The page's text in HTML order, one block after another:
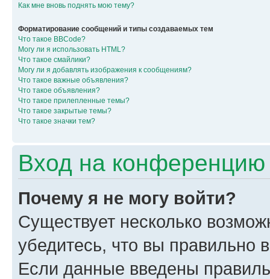
Как мне вновь поднять мою тему?
Форматирование сообщений и типы создаваемых тем
Что такое BBCode?
Могу ли я использовать HTML?
Что такое смайлики?
Могу ли я добавлять изображения к сообщениям?
Что такое важные объявления?
Что такое объявления?
Что такое прилепленные темы?
Что такое закрытые темы?
Что такое значки тем?
Вход на конференцию
Почему я не могу войти?
Существует несколько
убедитесь, что вы правильно
Если данные введены